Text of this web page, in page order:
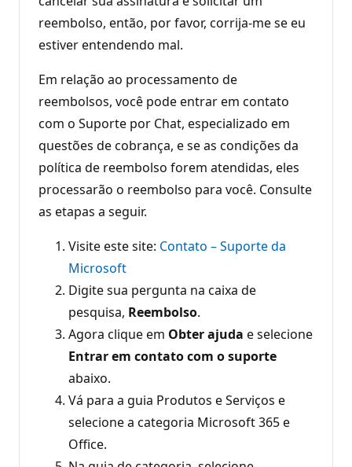
reembolso, então, por favor, corrija-me se eu
estiver entendendo mal.
Em relação ao processamento de
reembolsos, você pode entrar em contato
com o Suporte por Chat, especializado em
questões de cobrança, e se as condições da
política de reembolso forem atendidas, eles
processarão o reembolso para você. Consulte
as etapas a seguir.
Visite este site: Contato – Suporte da
Microsoft
Digite sua pergunta na caixa de
pesquisa, Reembolso.
Agora clique em Obter ajuda e selecione
Entrar em contato com o suporte
abaixo.
Vá para a guia Produtos e Serviços e
selecione a categoria Microsoft 365 e
Office.